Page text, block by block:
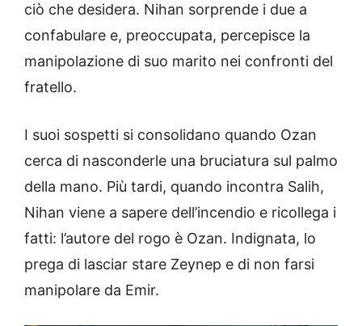
ciò che desidera. Nihan sorprende i due a
confabulare e, preoccupata, percepisce la
manipolazione di suo marito nei confronti del
fratello.
I suoi sospetti si consolidano quando Ozan
cerca di nasconderle una bruciatura sul palmo
della mano. Più tardi, quando incontra Salih,
Nihan viene a sapere dell’incendio e ricollega i
fatti: l’autore del rogo è Ozan. Indignata, lo
prega di lasciar stare Zeynep e di non farsi
manipolare da Emir.